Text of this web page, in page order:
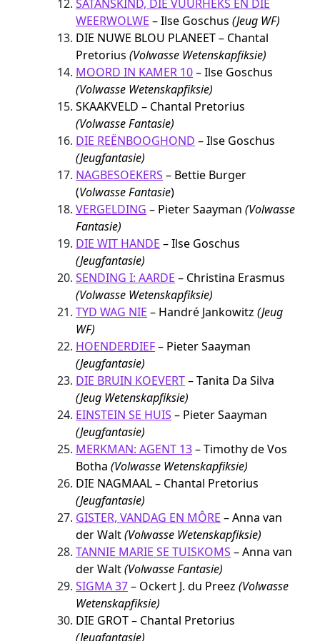
SATANSKIND, DIE VUURHEKS EN DIE
WEERWOLWE – Ilse Goschus(Jeug WF)
DIE NUWE BLOU PLANEET – Chantal
Pretorius(Volwasse Wetenskapfiksie)
MOORD IN KAMER 10– Ilse Goschus
(Volwasse Wetenskapfiksie)
SKAAKVELD – Chantal Pretorius
(Volwasse Fantasie)
DIE REËNBOOGHOND – Ilse Goschus
(Jeugfantasie)
NAGBESOEKERS – Bettie Burger
(Volwasse Fantasie)
VERGELDING – Pieter Saayman(Volwasse
Fantasie)
DIE WIT HANDE – Ilse Goschus
(Jeugfantasie)
SENDING I: AARDE – Christina Erasmus
(Volwasse Wetenskapfiksie)
TYD WAG NIE – Handré Jankowitz(Jeug
WF)
HOENDERDIEF– Pieter Saayman
(Jeugfantasie)
DIE BRUIN KOEVERT– Tanita Da Silva
(Jeug Wetenskapfiksie)
EINSTEIN SE HUIS – Pieter Saayman
(Jeugfantasie)
MERKMAN: AGENT 13– Timothy de Vos
Botha(Volwasse Wetenskapfiksie)
DIE NAGMAAL – Chantal Pretorius
(Jeugfantasie)
GISTER, VANDAG EN MÔRE – Anna van
der Walt(Volwasse Wetenskapfiksie)
TANNIE MARIE SE TUISKOMS – Anna van
der Walt(Volwasse Fantasie)
SIGMA 37– Ockert J. du Preez(Volwasse
Wetenskapfiksie)
DIE GROT – Chantal Pretorius
(Jeugfantasie)